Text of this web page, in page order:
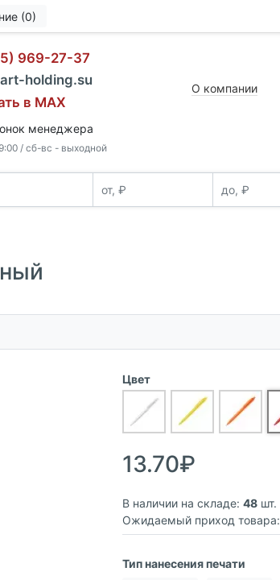
(0)
969-27-37
holding.su
в MAX
менеджера
/ сб-вс - выходной
О компании
Цвет
13.70₽
В наличии на складе: 48 шт.
Ожидаемый приход товара:
Тип нанесения печати